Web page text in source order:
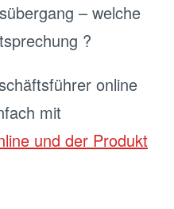
– welche
?
online
mit
und der Produkt